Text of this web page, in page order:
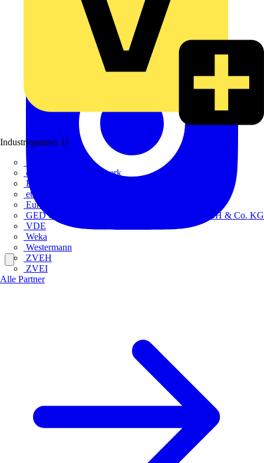
Industriepartner 11
bfe
de - das Elektrohandwerk
ETIM Deutschland eV
etz
Europacable
GED Gesellschaft für Energiedienstleistung - GmbH & Co. KG
VDE
Weka
Westermann
ZVEH
ZVEI
Alle Partner